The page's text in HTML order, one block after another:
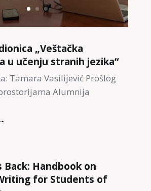
„Veštačka
u učenju stranih jezika“
Tamara Vasilijević Prošlog
Alumnija
Back: Handbook on
for Students of